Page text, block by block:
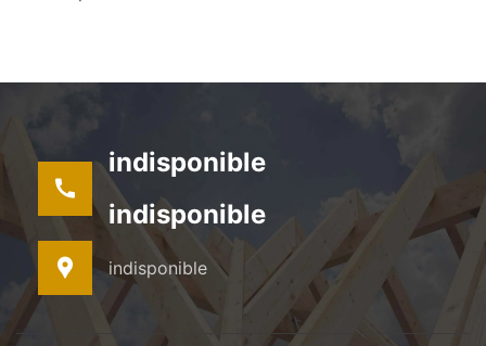
indisponible
indisponible
indisponible